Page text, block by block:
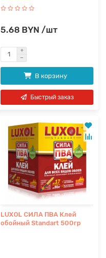
5.68 BYN /шт
В корзину
Быстрый заказ
LUXOL СИЛА ПВА Клей
обойный Standart 500гр